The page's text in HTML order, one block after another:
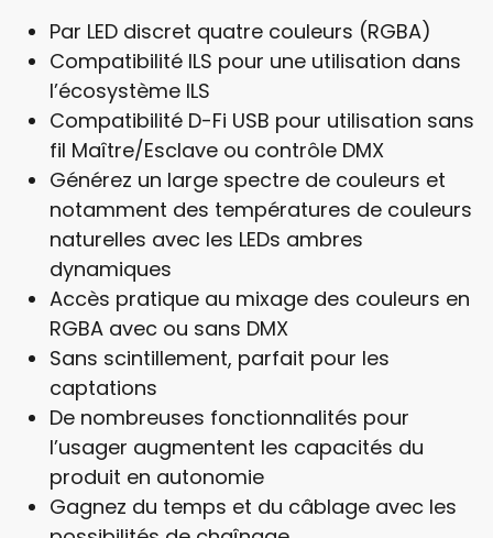
Par LED discret quatre couleurs (RGBA)
Compatibilité ILS pour une utilisation dans
l’écosystème ILS
Compatibilité D-Fi USB pour utilisation sans
fil Maître/Esclave ou contrôle DMX
Générez un large spectre de couleurs et
notamment des températures de couleurs
naturelles avec les LEDs ambres
dynamiques
Accès pratique au mixage des couleurs en
RGBA avec ou sans DMX
Sans scintillement, parfait pour les
captations
De nombreuses fonctionnalités pour
l’usager augmentent les capacités du
produit en autonomie
Gagnez du temps et du câblage avec les